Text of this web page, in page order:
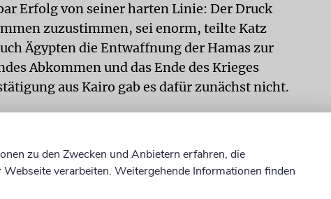
Erfolg von seiner harten Linie: Der Druck
zuzustimmen, sei enorm, teilte Katz
Ägypten die Entwaffnung der Hamas zur
Abkommen und das Ende des Krieges
aus Kairo gab es dafür zunächst nicht.
der Geisel-Familien mit. Israel gebe der
vor dem Schicksal der Geiseln. Die
zu den Zwecken und Anbietern erfahren, die
verarbeiten. Weitergehende Informationen finden